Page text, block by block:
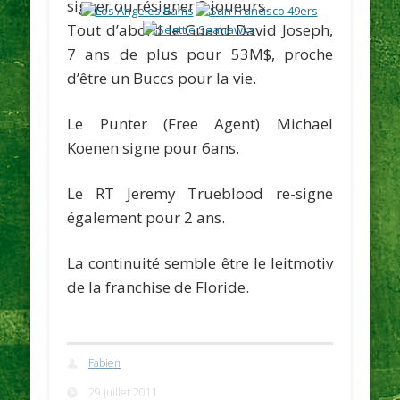
signer ou résigner 3 joueurs.
Tout d’abord le GuardDavid Joseph,
7 ans de plus pour 53M$, proche
d’être un Buccs pour la vie.
Le Punter (Free Agent) Michael
Koenen signe pour 6ans.
Le RT Jeremy Trueblood re-signe
également pour 2 ans.
La continuité semble être le leitmotiv
de la franchise de Floride.
Fabien
29 juillet 2011